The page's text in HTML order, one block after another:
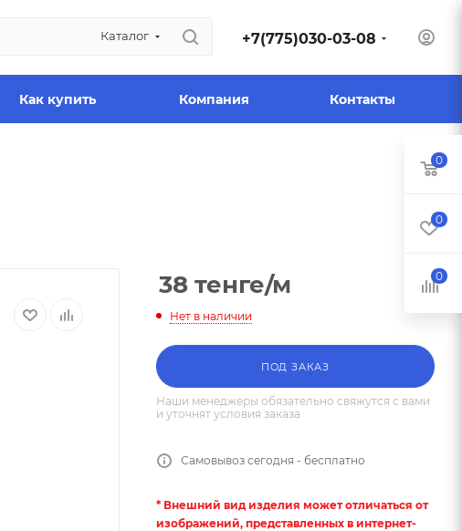
Каталог +7(775)030-03-08
Как купить Компания Контакты
38 тенге/м
Нет в наличии
ПОД ЗАКАЗ
Наши менеджеры обязательно свяжутся с вами
и уточнят условия заказа
Самовывоз сегодня - бесплатно
* Внешний вид изделия может отличаться от
изображений, представленных в интернет-
0
0
0